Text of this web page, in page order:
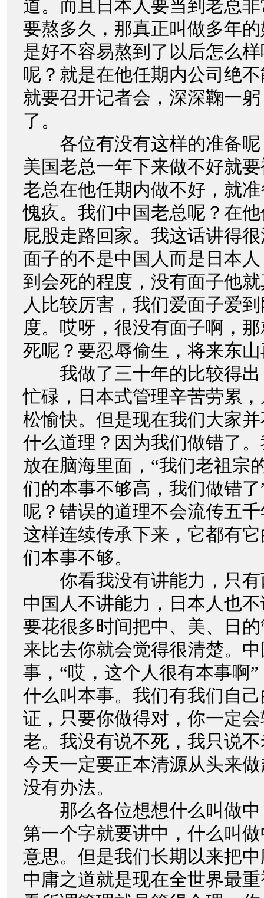
道。而且日本人要当到老总
要熬多久，那真正叫做多年
是好不容易熬到了以后怎么
呢？就是在他任期内公司绝
就要召开记者会，深深鞠一
了。
各位有没有这样的准备呢
美国老总一年下来做不好就
老总在他任期内做不好，就
愧疚。我们中国老总呢？在
屁股走路回家。我这话讲得
面子的不是中国人而是日本
到会死的程度，没有面子他
人比较厉害，我们爱面子爱
度。哎呀，很没有面子啊，
死呢？要忍辱偷生，将来东
我做了三十年的比较得出
忙碌，日本式管理辛苦劳累
松愉快。但是现在我们大家
什么道理？因为我们做错了
放在脑海里面，“我们老祖宗
们的本事不够高，我们做错
呢？错误的道理不会流传五
这样连续传承下来，它都有
们本事不够。
你看我没有讲能力，只有
中国人不讲能力，日本人也
要花很多时间把中、美、日
来比去你就会觉得很清楚。
事，“哎，这个人很有本事啊
什么叫本事。我们有我们自
证，只要你做得对，你一定
老。我没有说不死，我只说
今天一定要正本清源从头来
没有办法。
那么各位想想什么叫做中
第一个字就要讲中，什么叫
意思。但是我们长期以来把
中庸之道就是现在全世界最